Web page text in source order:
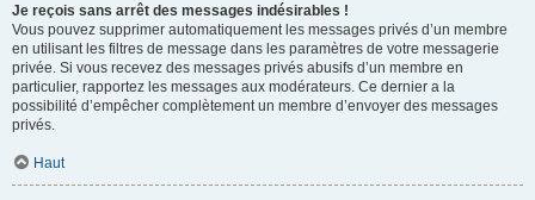
Je reçois sans arrêt des messages indésirables !
Vous pouvez supprimer automatiquement les messages privés d’un membre
en utilisant les filtres de message dans les paramètres de votre messagerie
privée. Si vous recevez des messages privés abusifs d’un membre en
particulier, rapportez les messages aux modérateurs. Ce dernier a la
possibilité d’empêcher complètement un membre d’envoyer des messages
privés.
Haut